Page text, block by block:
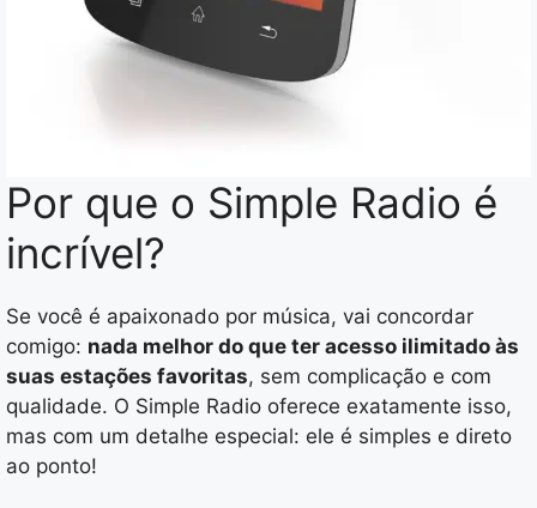
Por que o Simple Radio é
incrível?
Se você é apaixonado por música, vai concordar
comigo: nada melhor do que ter acesso ilimitado às
suas estações favoritas, sem complicação e com
qualidade. O Simple Radio oferece exatamente isso,
mas com um detalhe especial: ele é simples e direto
ao ponto!